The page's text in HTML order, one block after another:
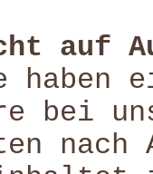
auf
haben
bei
nach